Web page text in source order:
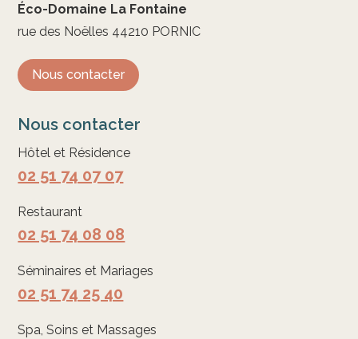
Éco-Domaine La Fontaine
rue des Noëlles 44210 PORNIC
Nous contacter
Nous contacter
Hôtel et Résidence
02 51 74 07 07
Restaurant
02 51 74 08 08
Séminaires et Mariages
02 51 74 25 40
Spa, Soins et Massages